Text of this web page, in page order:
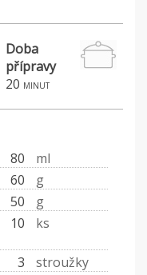
Doba
přípravy
20 minut
80
ml
60
g
50
g
10
ks
3
stroužky